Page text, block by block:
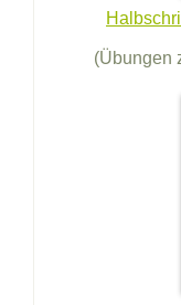
(Übungen